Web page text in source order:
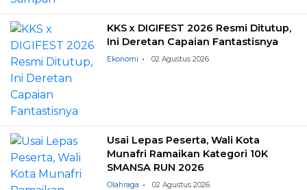
KKS x DIGIFEST 2026 Resmi Ditutup,
Ini Deretan Capaian Fantastisnya
Ekonomi 02 Agustus 2026
Usai Lepas Peserta, Wali Kota
Munafri Ramaikan Kategori 10K
SMANSA RUN 2026
Olahraga 02 Agustus 2026